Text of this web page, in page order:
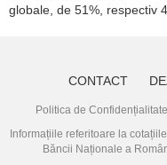
globale, de 51%, respectiv
CONTACT
Politica de Confidențialitate
Informațiile referitoare la
Băncii Naționale a